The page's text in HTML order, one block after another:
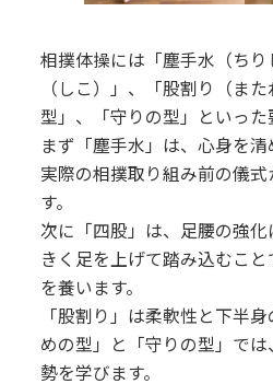
相撲体操には「塵手水（ち
（しこ）」、「股割り（ま
型」、「守りの型」といった
まず「塵手水」は、心身を清
実際の相撲取り組み前の儀
す。
次に「四股」は、足腰の強
きく足を上げて踏み込むこ
を養います。
「股割り」は柔軟性と下半
めの型」と「守りの型」で
勢を学びます。